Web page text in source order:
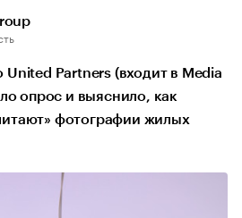
United Partners (входит в Media
опрос и выяснило, как
фотографии жилых